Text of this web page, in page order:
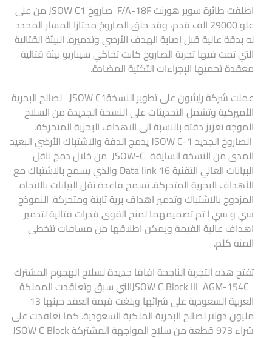
اطلقت طائرة سوير هورنت F/A-18F صاروخ JSOW C1 من على
علو 29000 الف قدم، وقد حلق الصاروخ مجتازا المسار المحدد
له بدقة عالية قبل إصابة الهدف الأرضي وتدميره. البيئة القتالية
التي تمت فيها تجربة الصاروخ كانت تحاكي سيناريو بيئة قتالية
معقدة تحميها الإجراءات التكتية المضادة.
عملت شركة رايثيون على تطوير النسخةJSOW C1 لصالح البحرية
الأميركية وتشمل التحديثات على النسخة الجديدة من السلاح
الموجه تعزيز دقته بالنسبة الى الاهداف البحرية المتحركة.
الصاروخ الجديد JSOW C-1 يدمج الدقة والاشتباك الأرضي البعيد
المدى من النسخة السايقة JSOW-C من خلال دمج ناقل
البيانات العالي التقنية 16 Data link والذي يسمح بالاشتباك مع
الأهداف البحرية المتحركة. تسمح قاعدة نقل البيانات بالاتجاه
المزدوج بالاشتباك وتدمير اهداف برية ثابتة ومتحركة. النموذج
سي و سي ا تم تصميمهما لمنح القوى قدرات قتالية لتدمير
اهداف عالية القيمة ويمكن اطلاقها من مسافات تتخطى
المئة كلم.
تفتح هذه التجربة الناجحة افاقا جديدة لسلاح الهجوم المشترك
JSOW C Block III AGM-154Cالتي سبق وتعاقدت المملكة
العربية السعودية على شرائها وبلغت قيمة العقد حينها 13
مليون دولار لصالح البحرية الملكية السعودية. كما نعاقدت على
شراء 973 قطعة من سلاح المواجهة المشتركة JSOW C Block